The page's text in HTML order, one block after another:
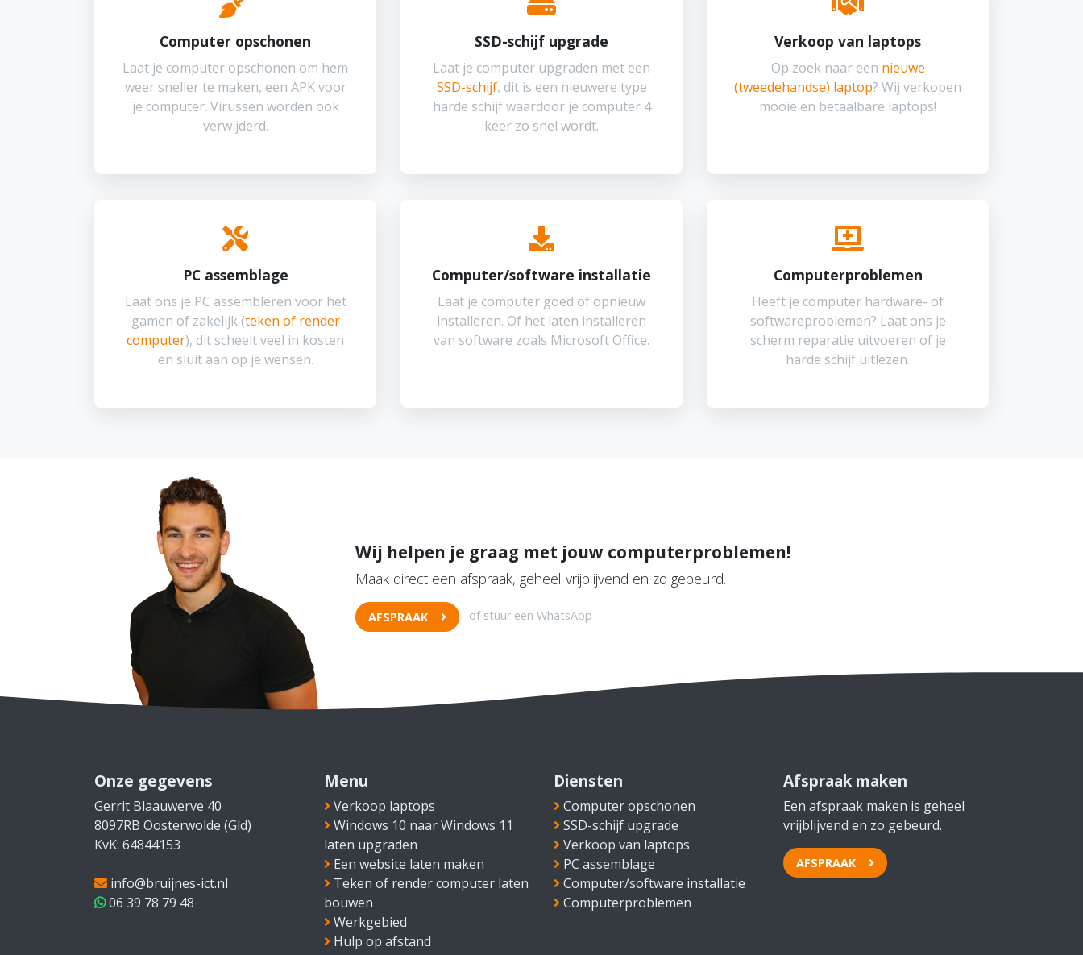
Computer opschonen
Laat je computer opschonen om hem
weer sneller te maken, een APK voor
je computer. Virussen worden ook
verwijderd.
SSD-schijf upgrade
Laat je computer upgraden met een
SSD-schijf, dit is een nieuwere type
harde schijf waardoor je computer 4
keer zo snel wordt.
Verkoop van laptops
Op zoek naar een nieuwe
(tweedehandse) laptop? Wij verkopen
mooie en betaalbare laptops!
PC assemblage
Laat ons je PC assembleren voor het
gamen of zakelijk (teken of render
computer), dit scheelt veel in kosten
en sluit aan op je wensen.
Computer/software installatie
Laat je computer goed of opnieuw
installeren. Of het laten installeren
van software zoals Microsoft Office.
Computerproblemen
Heeft je computer hardware- of
softwareproblemen? Laat ons je
scherm reparatie uitvoeren of je
harde schijf uitlezen.
Wij helpen je graag met jouw computerproblemen!
Maak direct een afspraak, geheel vrijblijvend en zo gebeurd.
AFSPRAAK of stuur een WhatsApp
Onze gegevens
Gerrit Blaauwerve 40
8097RB Oosterwolde (Gld)
KvK: 64844153
info@bruijnes-ict.nl
06 39 78 79 48
Menu
Verkoop laptops
Windows 10 naar Windows 11
laten upgraden
Een website laten maken
Teken of render computer laten
bouwen
Werkgebied
Hulp op afstand
Diensten
Computer opschonen
SSD-schijf upgrade
Verkoop van laptops
PC assemblage
Computer/software installatie
Computerproblemen
Afspraak maken
Een afspraak maken is geheel
vrijblijvend en zo gebeurd.
AFSPRAAK